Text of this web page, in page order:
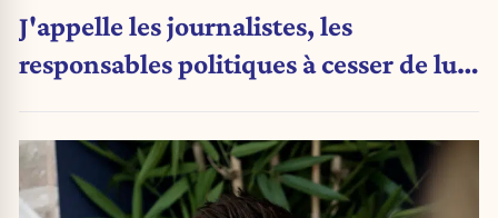
J'appelle les journalistes, les
responsables politiques à cesser de lui